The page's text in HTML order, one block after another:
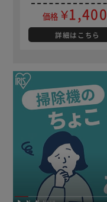
価格 ¥1,400
詳細はこちら